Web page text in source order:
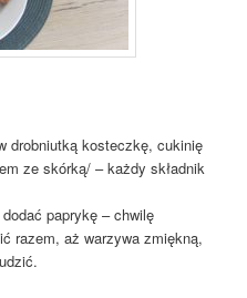
drobniutką kosteczkę, cukinię
ze skórką/ – każdy składnik
paprykę – chwilę
razem, aż warzywa zmiękną,